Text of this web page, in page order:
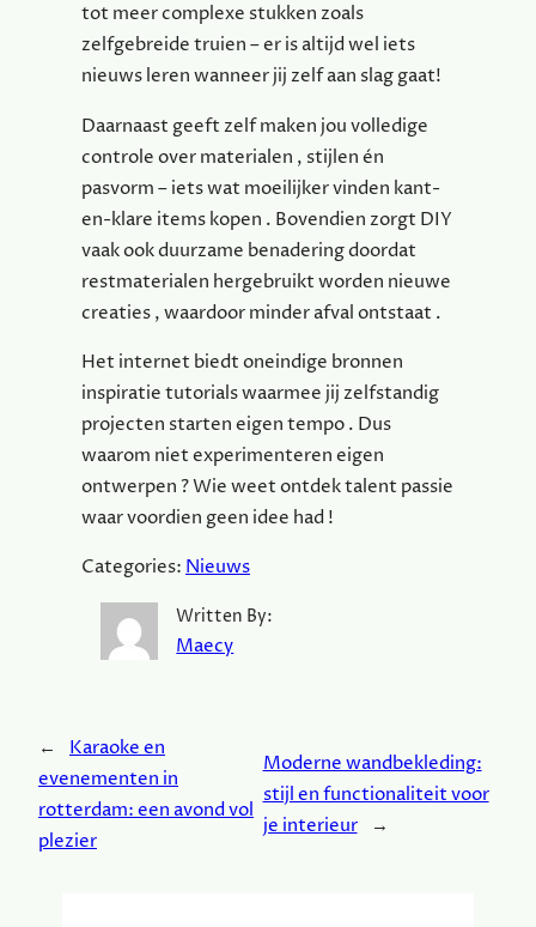
tot meer complexe stukken zoals
zelfgebreide truien – er is altijd wel iets
nieuws leren wanneer jij zelf aan slag gaat!
Daarnaast geeft zelf maken jou volledige
controle over materialen , stijlen én
pasvorm – iets wat moeilijker vinden kant-
en-klare items kopen . Bovendien zorgt DIY
vaak ook duurzame benadering doordat
restmaterialen hergebruikt worden nieuwe
creaties , waardoor minder afval ontstaat .
Het internet biedt oneindige bronnen
inspiratie tutorials waarmee jij zelfstandig
projecten starten eigen tempo . Dus
waarom niet experimenteren eigen
ontwerpen ? Wie weet ontdek talent passie
waar voordien geen idee had !
Categories:Nieuws
Written By:
Maecy
←
Karaoke en
evenementen in
rotterdam: een avond vol
plezier
Moderne wandbekleding:
stijl en functionaliteit voor
je interieur
→